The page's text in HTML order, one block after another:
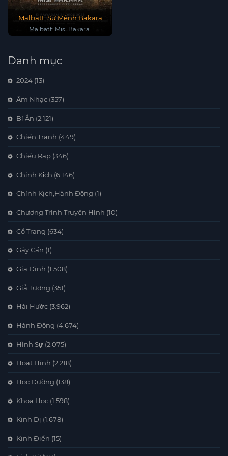
Malbatt: Sứ Mệnh Bakara
Malbatt: Misi Bakara
Danh mục
2024 (13)
Âm Nhạc (357)
Bí Ẩn (2.121)
Chiến Tranh (449)
Chiếu Rạp (346)
Chính Kịch (6.146)
Chính Kịch,Hành Động (1)
Chương Trình Truyền Hình (10)
Cổ Trang (634)
Gây Cấn (1)
Gia Đình (1.508)
Giả Tượng (351)
Hài Hước (3.962)
Hành Động (4.674)
Hình Sự (2.075)
Hoạt Hình (2.218)
Học Đường (138)
Khoa Học (1.598)
Kinh Dị (1.678)
Kinh Điển (15)